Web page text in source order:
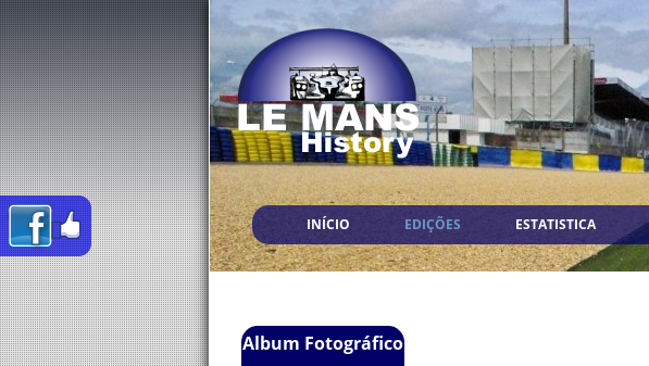
INÍCIO EDIÇÕES ESTATISTICA
Album Fotográfico